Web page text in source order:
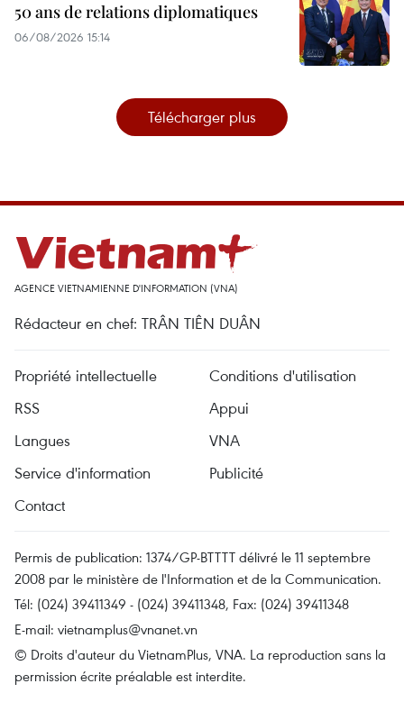
50 ans de relations diplomatiques
06/08/2026 15:14
Télécharger plus
AGENCE VIETNAMIENNE D'INFORMATION (VNA)
Rédacteur en chef: TRÂN TIÊN DUÂN
Propriété intellectuelle
Conditions d'utilisation
RSS
Appui
Langues
VNA
Service d'information
Publicité
Contact
Permis de publication: 1374/GP-BTTTT délivré le 11 septembre
2008 par le ministère de l'Information et de la Communication.
Tél: (024) 39411349 - (024) 39411348, Fax: (024) 39411348
E-mail: vietnamplus@vnanet.vn
© Droits d'auteur du VietnamPlus, VNA. La reproduction sans la
permission écrite préalable est interdite.